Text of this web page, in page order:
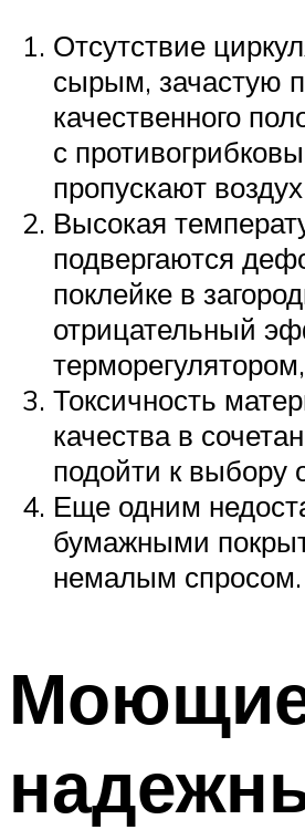
Отсутствие
сырым, зачастую
качественного
с
пропускают
Высокая
подвергаются
поклейке в
отрицательный
Токсичность
качества в
подойти к выбору
Еще одним
бумажными
немалым спросом.